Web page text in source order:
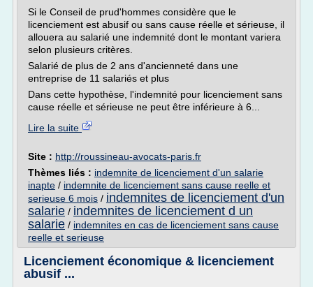
Si le Conseil de prud'hommes considère que le
licenciement est abusif ou sans cause réelle et sérieuse, il
allouera au salarié une indemnité dont le montant variera
selon plusieurs critères.
Salarié de plus de 2 ans d'ancienneté dans une
entreprise de 11 salariés et plus
Dans cette hypothèse, l'indemnité pour licenciement sans
cause réelle et sérieuse ne peut être inférieure à 6...
Lire la suite
Site : http://roussineau-avocats-paris.fr
Thèmes liés : indemnite de licenciement d'un salarie
inapte / indemnite de licenciement sans cause reelle et
serieuse 6 mois / indemnites de licenciement d'un
salarie / indemnites de licenciement d un
salarie / indemnites en cas de licenciement sans cause
reelle et serieuse
Licenciement économique & licenciement
abusif ...